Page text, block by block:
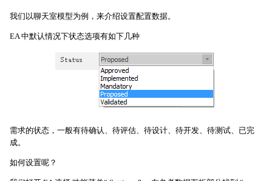
我们以聊天室模型为例，来介绍设置配置数据。
EA 中默认情况下状态选项有如下几种
需求的状态，一般有待确认、待评估、待设计、待开发、待测试、已完
成。
如何设置呢？